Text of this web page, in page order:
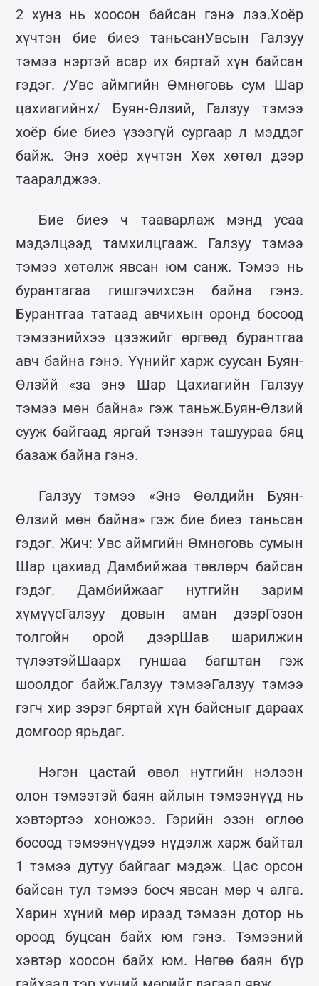
2 хунз нь хоосон байсан гэнэ лээ.Хоёр
хүчтэн бие биеэ таньсанУвсын Галзуу
тэмээ нэртэй асар их бяртай хүн байсан
гэдэг. /Увс аймгийн Өмнөговь сум Шар
цахиагийнх/ Буян-Өлзий, Галзуу тэмээ
хоёр бие биеэ үзээгүй сургаар л мэддэг
байж. Энэ хоёр хүчтэн Хөх хөтөл дээр
тааралджээ.
Бие биеэ ч тааварлаж мэнд усаа
мэдэлцээд тамхилцгааж. Галзуу тэмээ
тэмээ хөтөлж явсан юм санж. Тэмээ нь
бурантагаа гишгэчихсэн байна гэнэ.
Бурантгаа татаад авчихын оронд босоод
тэмээнийхээ цээжийг өргөөд бурантгаа
авч байна гэнэ. Үүнийг харж суусан Буян-
Өлзйй «за энэ Шар Цахиагийн Галзуу
тэмээ мөн байна» гэж таньж.Буян-Өлзий
сууж байгаад яргай тэнзэн ташуураа бяц
базаж байна гэнэ.
Галзуу тэмээ «Энэ Өөлдийн Буян-
Өлзий мөн байна» гэж бие биеэ таньсан
гэдэг. Жич: Увс аймгийн Өмнөговь сумын
Шар цахиад Дамбийжаа төвлөрч байсан
гэдэг. Дамбийжааг нутгийн зарим
хүмүүсГалзуу довын аман дээрГозон
толгойн орой дээрШав шарилжин
түлээтэйШаарх гуншаа багштан гэж
шоолдог байж.Галзуу тэмээГалзуу тэмээ
гэгч хир зэрэг бяртай хүн байсныг дараах
домгоор ярьдаг.
Нэгэн цастай өвөл нутгийн нэлээн
олон тэмээтэй баян айлын тэмээнүүд нь
хэвтэртээ хоножээ. Гэрийн эзэн өглөө
босоод тэмээнүүдээ нүдэлж харж байтал
1 тэмээ дутуу байгааг мэдэж. Цас орсон
байсан тул тэмээ босч явсан мөр ч алга.
Харин хүний мөр ирээд тэмээн дотор нь
ороод буцсан байх юм гэнэ. Тэмээний
хэвтэр хоосон байх юм. Нөгөө баян бүр